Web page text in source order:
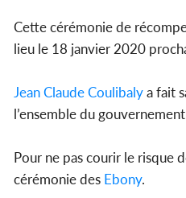
Cette cérémonie de
lieu le 18 janvier 2020
Jean Claude Coulibalya fait
l’ensemble du
Pour ne pas courir le risque
cérémonie des Ebony.